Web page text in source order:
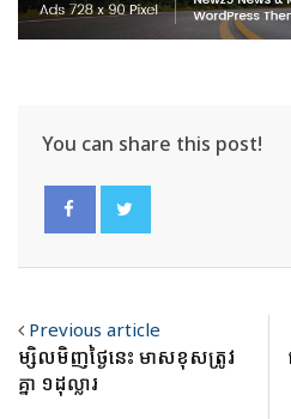
You can share this post!
Previous article
ម្សិលមិញថ្ងៃនេះ មាសខុសត្រូវ
គ្នា ១ដុល្លារ